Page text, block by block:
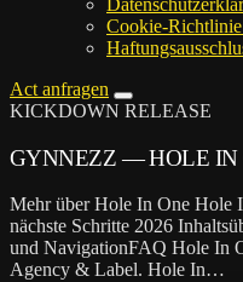
Coo­kie-
Act anfragen
KICKDOWN RELEASE
GYN­NEZZ — HOLE IN
Mehr über Hole In One Hole
nächste Schritte 2026
und NavigationFAQ Hole In
Agency & Label. Hole In…